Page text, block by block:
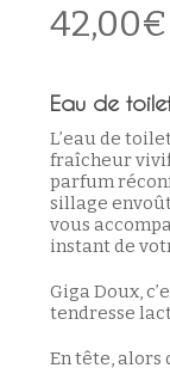
42,00€
Eau de
L’eau de
fraîcheur
parfum
sillage
vous
instant de
Giga Doux,
tendresse
En tête, alors